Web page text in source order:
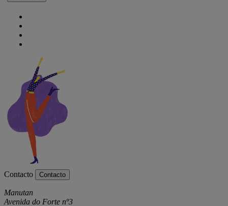
Contacto Contacto
Manutan
Avenida do Forte nº3